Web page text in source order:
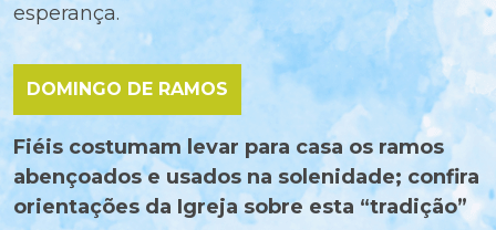
esperança.
DOMINGO DE RAMOS
Fiéis costumam levar para casa os ramos
abençoados e usados na solenidade; confira
orientações da Igreja sobre esta “tradição”